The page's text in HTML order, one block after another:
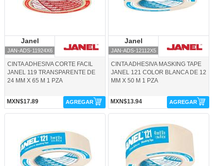
Janel
JAN-ADS-11924X6
CINTA ADHESIVA CORTE FACIL
JANEL 119 TRANSPARENTE DE
24 MM X 65 M 1 PZA
MXN$17.89 AGREGAR
Janel
JAN-ADS-12112X5
CINTA ADHESIVA MASKING TAPE
JANEL 121 COLOR BLANCA DE 12
MM X 50 M 1 PZA
MXN$13.94 AGREGAR